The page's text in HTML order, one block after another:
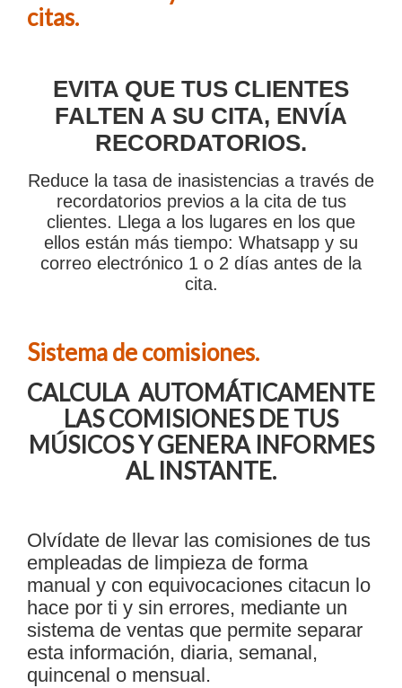
citas.
EVITA QUE TUS CLIENTES
FALTEN A SU CITA, ENVÍA
RECORDATORIOS.
Reduce la tasa de inasistencias a través de
recordatorios previos a la cita de tus
clientes. Llega a los lugares en los que
ellos están más tiempo: Whatsapp y su
correo electrónico 1 o 2 días antes de la
cita.
Sistema de comisiones.
CALCULA AUTOMÁTICAMENTE
LAS COMISIONES DE TUS
MÚSICOS Y GENERA INFORMES
AL INSTANTE.
Olvídate de llevar las comisiones de tus
empleadas de limpieza de forma
manual y con equivocaciones citacun lo
hace por ti y sin errores, mediante un
sistema de ventas que permite separar
esta información, diaria, semanal,
quincenal o mensual.